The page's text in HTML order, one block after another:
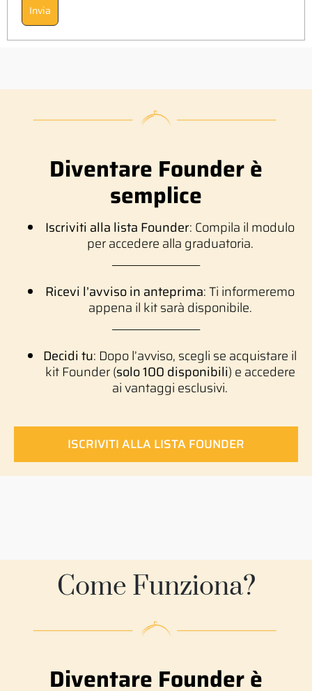
Invia
Diventare Founder è
semplice
Iscriviti alla lista Founder: Compila il modulo
per accedere alla graduatoria.
Ricevi l’avviso in anteprima: Ti informeremo
appena il kit sarà disponibile.
Decidi tu: Dopo l’avviso, scegli se acquistare il
kit Founder (solo 100 disponibili) e accedere
ai vantaggi esclusivi.
ISCRIVITI ALLA LISTA FOUNDER
Come Funziona?
Diventare Founder è